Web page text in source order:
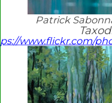
Patrick
www.flickr.com/